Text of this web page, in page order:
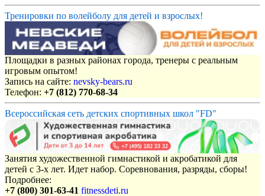
Тренировки по волейболу для детей и взрослых!
Площадки в разных районах города, тренеры с реальным
игровым опытом!
Запись на сайте: nevsky-bears.ru
Телефон: +7 (812) 770-68-34
Всероссийская сеть детских спортивных школ "FD"
Занятия художественной гимнастикой и акробатикой для
детей с 3-х лет. Идет набор. Соревнования, разряды, сборы!
Подробнее:
+7 (800) 301-63-41 fitnessdeti.ru